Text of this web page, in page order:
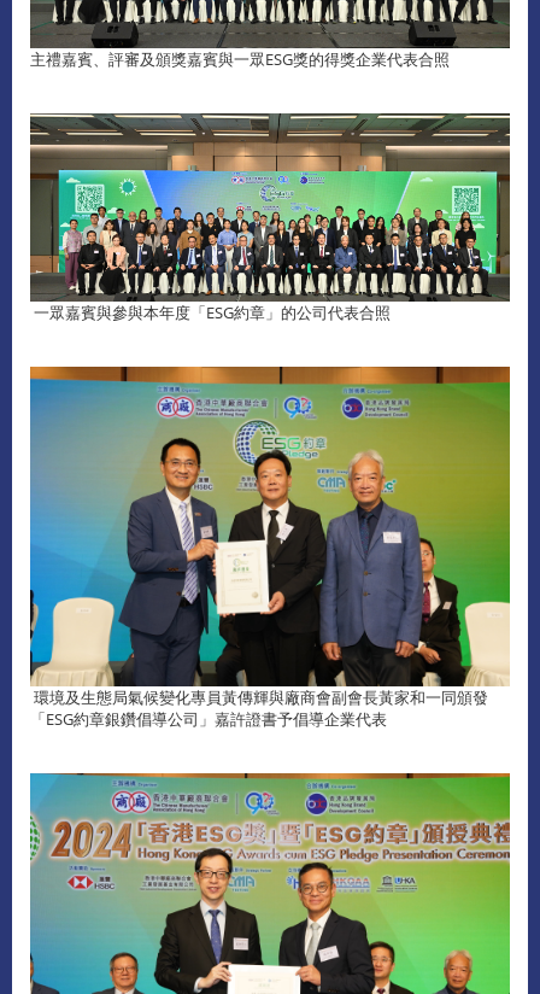
主禮嘉賓、評審及頒獎嘉賓與一眾ESG獎的得獎企業代表合照
一眾嘉賓與參與本年度「ESG約章」的公司代表合照
環境及生態局氣候變化專員黃傳輝與廠商會副會長黃家和一同頒發
「ESG約章銀鑽倡導公司」嘉許證書予倡導企業代表